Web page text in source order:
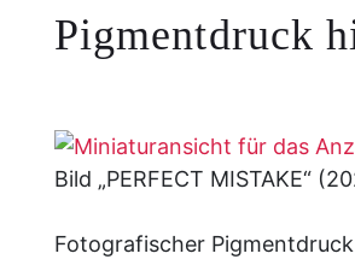
Pigmentdruck
Bild „PERFECT MISTAKE“
Fotografischer